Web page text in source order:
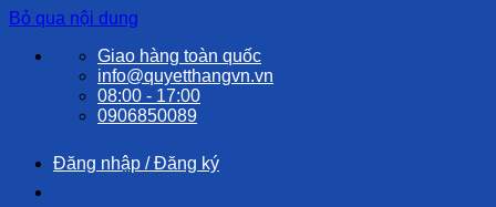
Bỏ qua nội dung
Giao hàng toàn quốc
info@quyetthangvn.vn
08:00 - 17:00
0906850089
Đăng nhập / Đăng ký